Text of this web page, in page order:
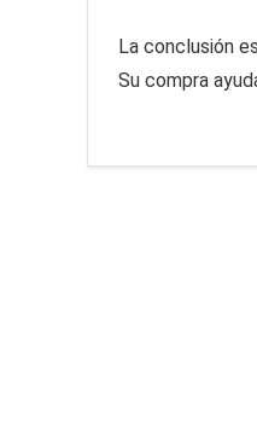
La conclusión
Su compra